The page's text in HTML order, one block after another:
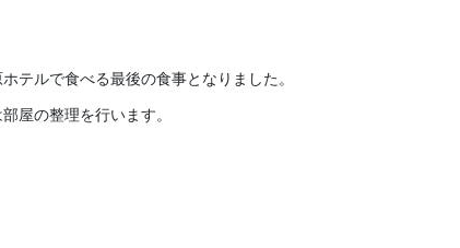
テルで食べる最後の食事となりました。
屋の整理を行います。